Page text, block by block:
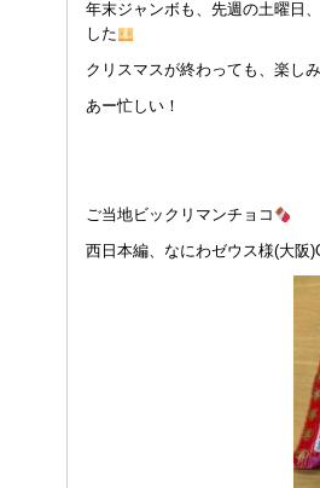
年末ジャンボも、先週の土曜日
した
クリスマスが終わっても、楽し
あー忙しい！
ご当地ビックリマンチョコ
西日本編、なにわゼウス様(大阪